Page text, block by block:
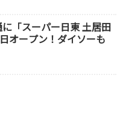
「スーパー日東 土居田
オープン！ダイソーも